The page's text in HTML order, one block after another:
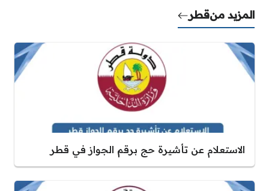
المزيد منقطر
الاستعلام عن تأشيرة حج برقم الجواز في قطر